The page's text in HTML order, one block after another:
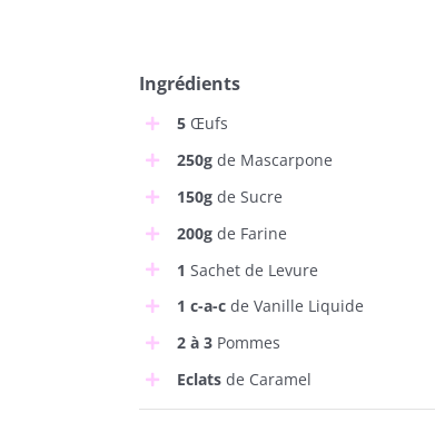
Ingrédients
5Œufs
250gde Mascarpone
150gde Sucre
200gde Farine
1 Sachet de Levure
1 c-a-cde Vanille Liquide
2 à 3Pommes
Eclatsde Caramel